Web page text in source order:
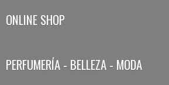
ONLINE SHOP
PERFUMERÍA - BELLEZA - MODA